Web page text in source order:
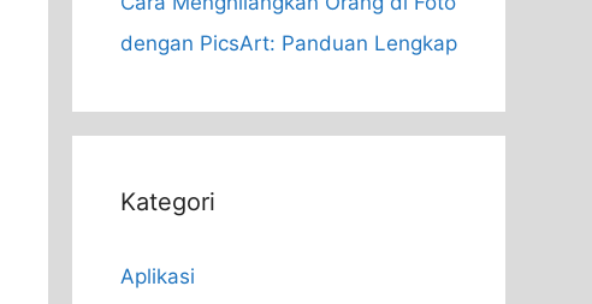
dengan PicsArt: Panduan Lengkap
Kategori
Aplikasi